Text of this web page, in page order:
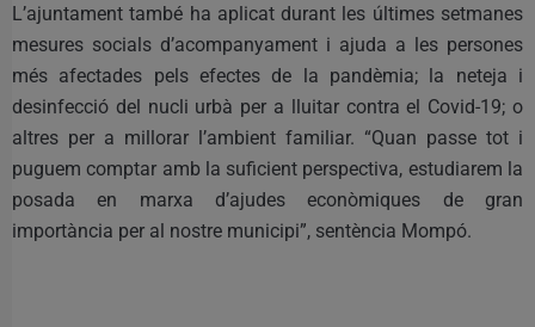
L’ajuntament també ha aplicat durant les últimes setmanes
mesures socials d’acompanyament i ajuda a les persones
més afectades pels efectes de la pandèmia; la neteja i
desinfecció del nucli urbà per a lluitar contra el Covid-19; o
altres per a millorar l’ambient familiar. “Quan passe tot i
puguem comptar amb la suficient perspectiva, estudiarem la
posada en marxa d’ajudes econòmiques de gran
importància per al nostre municipi”, sentència Mompó.